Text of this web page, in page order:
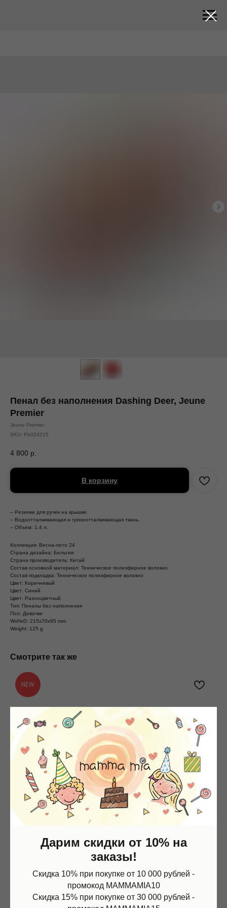
Пенал без наполнения Dashing Deer, Jeune
Premier
Jeune Premier
SKU: Pb024215
4 800 р.
В корзину
– Резинки для ручек на крышке.
– Водоотталкивающая и грязеотталкивающая ткань.
– Объем: 1.4 л.
Коллекция: Весна-лето 24
Страна дизайна: Бельгия
Страна производитель: Китай
Состав основной материал: Техническое полиэфирное волокно
Состав подкладка: Техническое полиэфирное волокно
Цвет: Коричневый
Цвет: Синий
Цвет: Разноцветный
Тип: Пеналы без наполнения
Пол: Девочки
WxHxD: 215x70x95 mm
Weight: 125 g
Смотрите так же
NEW
Дарим скидки от 10% на
заказы!
Скидка 10% при покупке от 10 000 рублей -
промокод MAMMAMIA10
Скидка 15% при покупке от 30 000 рублей -